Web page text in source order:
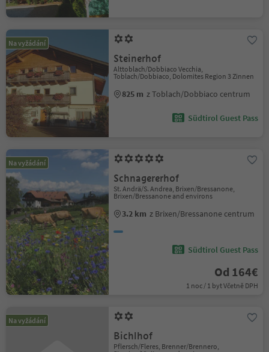
Na vyžádání
Steinerhof
Alttoblach/Dobbiaco Vecchia,
Toblach/Dobbiaco, Dolomites Region 3 Zinnen
825 m z Toblach/Dobbiaco centrum
Südtirol Guest Pass
Na vyžádání
Schnagererhof
St. Andrä/S. Andrea, Brixen/Bressanone,
Brixen/Bressanone and environs
3.2 km z Brixen/Bressanone centrum
Südtirol Guest Pass
Od 164€
1 noc / 1 byt Včetně DPH
Na vyžádání
Bichlhof
Pflersch/Fleres, Brenner/Brennero,